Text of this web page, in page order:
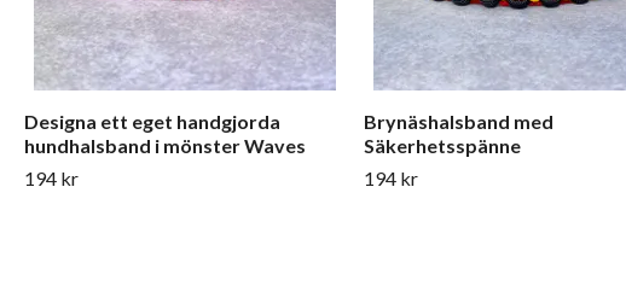
Designa ett eget handgjorda
hundhalsband i mönster Waves
194 kr
Brynäshalsband med
Säkerhetsspänne
194 kr